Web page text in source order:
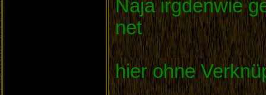
Naja irgdenwie
net
hier ohne